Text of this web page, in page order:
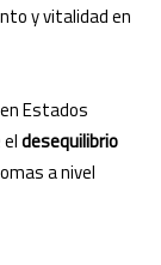
y vitalidad en
Estados
desequilibrio
a nivel